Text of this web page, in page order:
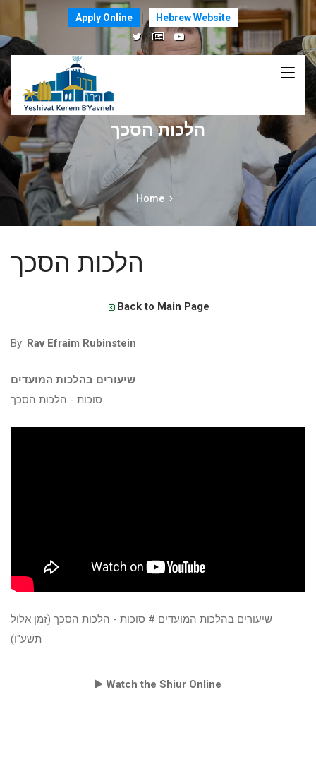
Apply Online Hebrew Website
הלכות הסכך
Home
הלכות הסכך
Back to Main Page
By: Rav Efraim Rubinstein
שיעורים בהלכות המועדים
סוכות - הלכות הסכך
שיעורים בהלכות המועדים # סוכות - הלכות הסכך (זמן אלול
תשע"ו)
Watch the Shiur Online